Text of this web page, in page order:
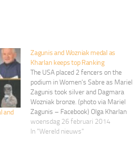
and
Zagunis and Wozniak medal as
Kharlan keeps top Ranking
The USA placed 2 fencers on the
podium in Women’s Sabre as Mariel
Zagunis took silver and Dagmara
Wozniak bronze. (photo via Mariel
Zagunis – Facebook) Olga Kharlan
(UKR) continues her dominance in
this women’s sabre season with her
woensdag 26 februari 2014
In "Wereld nieuws"